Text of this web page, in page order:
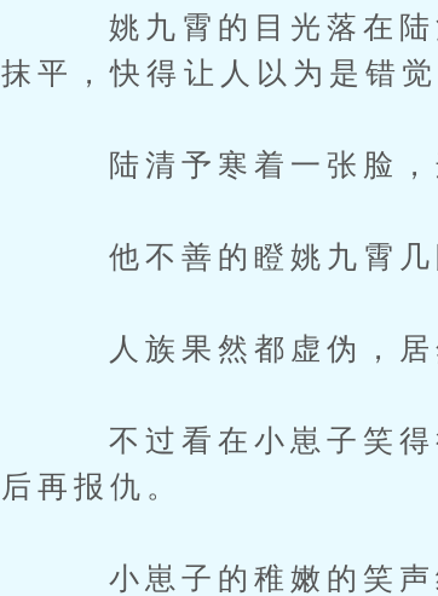
姚九霄的目光落在陆清
抹平，快得让人以为是错觉
陆清予寒着一张脸，这
他不善的瞪姚九霄几
人族果然都虚伪，居
不过看在小崽子笑得很
后再报仇。
小崽子的稚嫩的笑声纯